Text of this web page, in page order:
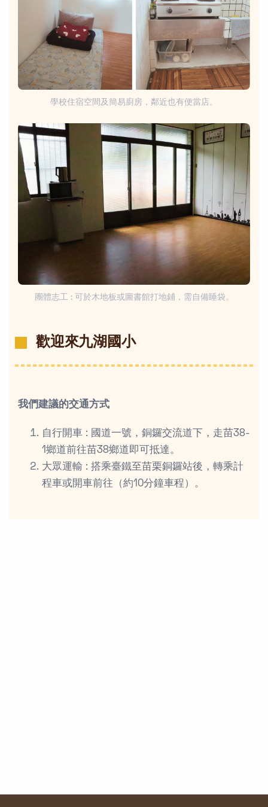
學校住宿空間及簡易廚房，鄰近也有便當店。
團體志工 : 可於木地板或圖書館打地鋪，需自備睡袋。
歡迎來九湖國小
我們建議的交通方式
自行開車 : 國道一號，銅鑼交流道下，走苗38-
1鄉道前往苗38鄉道即可抵達。
大眾運輸 : 搭乘臺鐵至苗栗銅鑼站後，轉乘計
程車或開車前往（約10分鐘車程）。